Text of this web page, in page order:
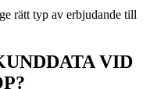
rätt typ av erbjudande till
VID